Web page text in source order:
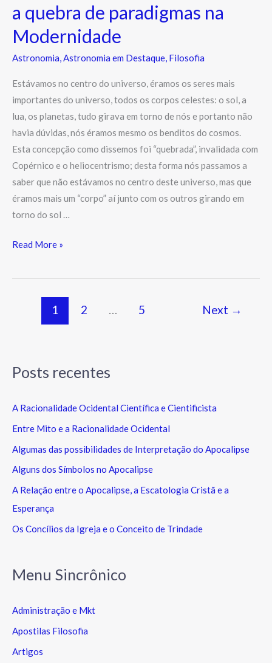
a quebra de paradigmas na
Modernidade
Astronomia,Astronomia em Destaque, Filosofia
Estávamos no centro do universo, éramos os seres mais
importantes do universo, todos os corpos celestes: o sol, a
lua, os planetas, tudo girava em torno de nós e portanto não
havia dúvidas, nós éramos mesmo os benditos do cosmos.
Esta concepção como dissemos foi “quebrada”, invalidada com
Copérnico e o heliocentrismo; desta forma nós passamos a
saber que não estávamos no centro deste universo, mas que
éramos mais um “corpo” aí junto com os outros girando em
torno do sol …
Modernidade
Read More »
1 2 … 5 Next →
Posts recentes
A Racionalidade Ocidental Científica e Cientificista
Entre Mito e a Racionalidade Ocidental
Algumas das possibilidades de Interpretação do Apocalipse
Alguns dos Símbolos no Apocalipse
A Relação entre o Apocalipse, a Escatologia Cristã e a
Esperança
Os Concílios da Igreja e o Conceito de Trindade
Menu Sincrônico
Administração e Mkt
Apostilas Filosofia
Artigos